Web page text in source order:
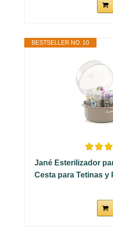
BESTSELLER NO. 10
Jané Esterilizador
Cesta para Tetinas y